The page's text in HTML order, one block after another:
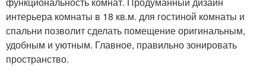
интерьера комнаты в 18 кв.м. для гостиной комнаты и
спальни позволит сделать помещение оригинальным,
удобным и уютным. Главное, правильно зонировать
пространство.